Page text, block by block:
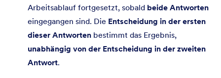
Arbeitsablauf fortgesetzt, sobald beide Antworten
eingegangen sind. Die Entscheidung in der ersten
dieser Antworten bestimmt das Ergebnis,
unabhängig von der Entscheidung in der zweiten
Antwort.